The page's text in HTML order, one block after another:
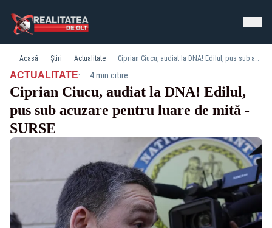
Acasă Știri Actualitate Ciprian Ciucu, audiat la DNA! Edilul, pus sub acuzare pentru luare de mită - SURSE
ACTUALITATE· 4 min citire
Ciprian Ciucu, audiat la DNA! Edilul,
pus sub acuzare pentru luare de mită -
SURSE